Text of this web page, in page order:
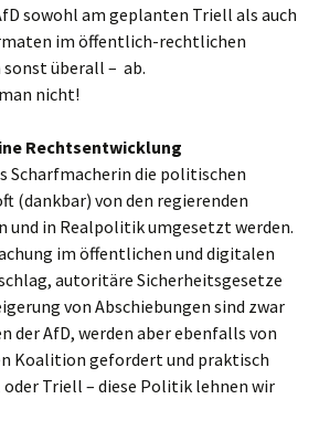
sowohl am geplanten Triell als auch
im öffentlich-rechtlichen
sonst überall – ab.
nicht!
Rechtsentwicklung
Scharfmacherin die politischen
(dankbar) von den regierenden
und in Realpolitik umgesetzt werden.
im öffentlichen und digitalen
autoritäre Sicherheitsgesetze
von Abschiebungen sind zwar
der AfD, werden aber ebenfalls von
Koalition gefordert und praktisch
Triell – diese Politik lehnen wir